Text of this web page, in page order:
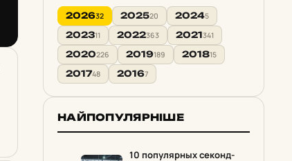
202632 202520 20245
202311 2022363 2021341
2020226 2019189 201815
201748 20167
НАЙПОПУЛЯРНІШЕ
10 популярных секонд-